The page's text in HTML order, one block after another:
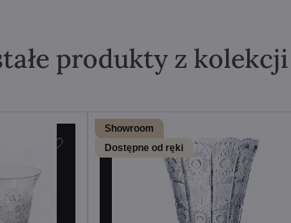
produkty z kolekcji
Showroom
Dostępne od ręki